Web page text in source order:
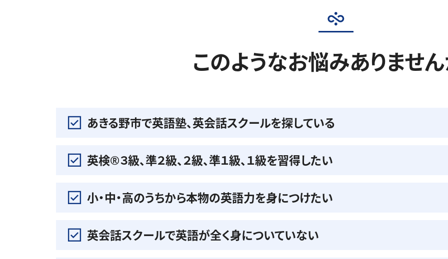
このようなお悩みありません
あきる野市で英語塾、英会話スクールを探している
英検®️３級、準２級、２級、準１級、１級を習得したい
小・中・高のうちから本物の英語力を身につけたい
英会話スクールで英語が全く身についていない